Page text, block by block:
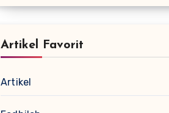
Artikel Favorit
Artikel